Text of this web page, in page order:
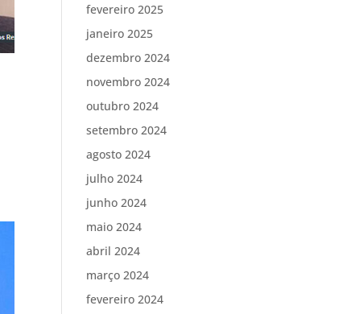
fevereiro 2025
janeiro 2025
dezembro 2024
novembro 2024
outubro 2024
setembro 2024
agosto 2024
julho 2024
junho 2024
maio 2024
abril 2024
março 2024
fevereiro 2024